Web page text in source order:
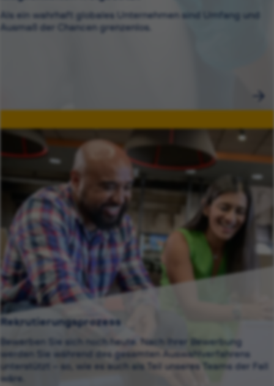
Als ein wahrhaft globales Unternehmen sind Umfang und
Ausmaß der Chancen grenzenlos.
Rekrutierungsprozess
Bewerben Sie sich noch heute. Nach Ihrer Bewerbung
werden Sie während des gesamten Auswahlverfahrens
unterstützt – so, wie es auch als Teil unseres Teams der Fall
wäre.